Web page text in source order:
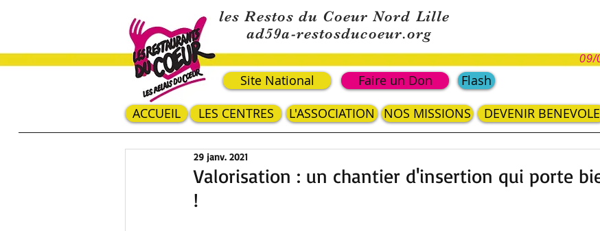
les Restos du Coeur Nord Lille
Faire un Don Flash
ad59a-restosducoeur.org
09/
Site National
ACCUEIL
DEVENIR BENEVOLE
LES CENTRES NOS MISSIONS
L'ASSOCIATION
Valorisation : un chantier d'insertion qui porte
!
29 janv. 2021